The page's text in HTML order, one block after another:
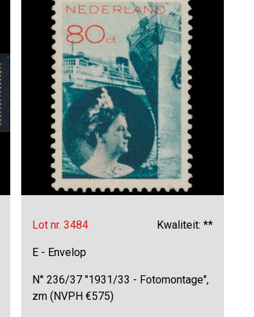
Lot nr. 3484 Kwaliteit: **
E - Envelop
N° 236/37 "1931/33 - Fotomontage",
zm (NVPH €575)